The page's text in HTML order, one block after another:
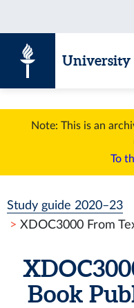
University
Note: This is an
To
Study guide 2020–23
XDOC3000 From
Book